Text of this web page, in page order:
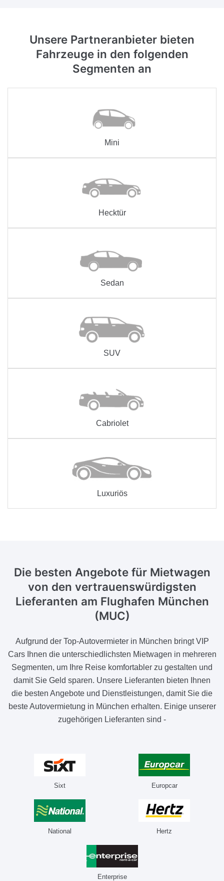
Unsere Partneranbieter bieten
Fahrzeuge in den folgenden
Segmenten an
Mini
Hecktür
Sedan
SUV
Cabriolet
Luxuriös
Die besten Angebote für Mietwagen
von den vertrauenswürdigsten
Lieferanten am Flughafen München
(MUC)
Aufgrund der Top-Autovermieter in München bringt VIP
Cars Ihnen die unterschiedlichsten Mietwagen in mehreren
Segmenten, um Ihre Reise komfortabler zu gestalten und
damit Sie Geld sparen. Unsere Lieferanten bieten Ihnen
die besten Angebote und Dienstleistungen, damit Sie die
beste Autovermietung in München erhalten. Einige unserer
zugehörigen Lieferanten sind -
Sixt Europcar
National Hertz
Enterprise